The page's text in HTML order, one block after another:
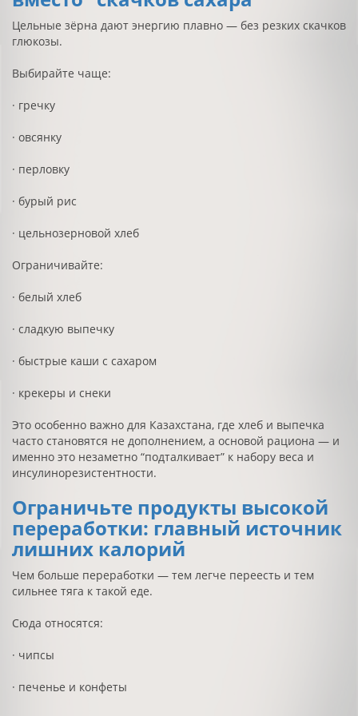
Цельные зёрна дают энергию плавно — без резких скачков
глюкозы.
Выбирайте чаще:
· гречку
· овсянку
· перловку
· бурый рис
· цельнозерновой хлеб
Ограничивайте:
· белый хлеб
· сладкую выпечку
· быстрые каши с сахаром
· крекеры и снеки
Это особенно важно для Казахстана, где хлеб и выпечка
часто становятся не дополнением, а основой рациона — и
именно это незаметно “подталкивает” к набору веса и
инсулинорезистентности.
Ограничьте продукты высокой
переработки: главный источник
лишних калорий
Чем больше переработки — тем легче переесть и тем
сильнее тяга к такой еде.
Сюда относятся:
· чипсы
· печенье и конфеты